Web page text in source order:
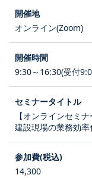
オンライン(Zoom)
9:30～16:30(受付
【オンラインセミ
建設現場の業務効
14,300